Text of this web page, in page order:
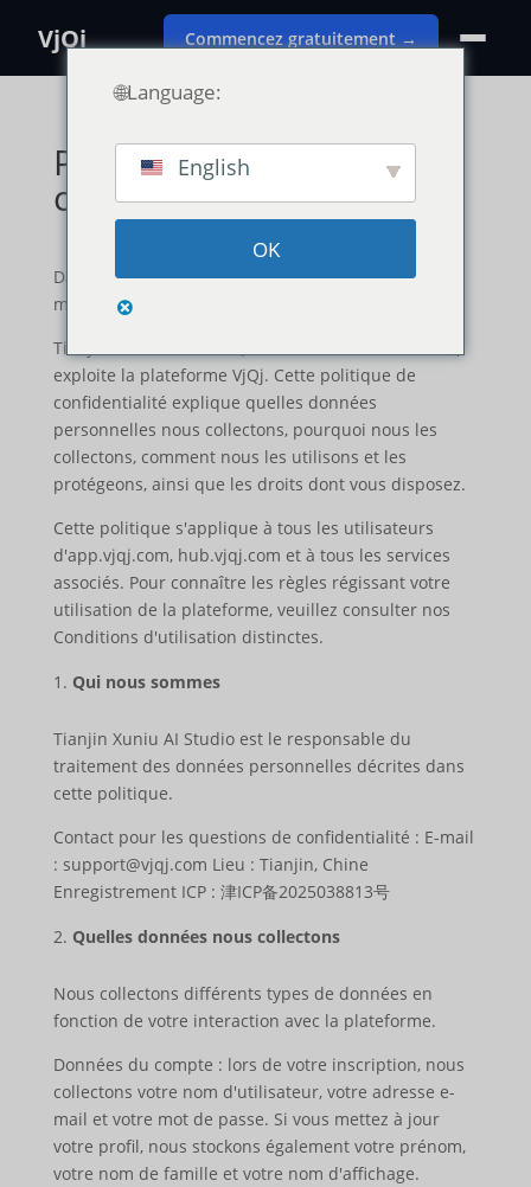
VjQj Commencez gratuitement →
Politique de
confidentialité
Date d'entrée en vigueur : 23 mars 2026 Dernière
mise à jour : 23 mars 2026
Tianjin Xuniu AI Studio (" Société ", " nous ", " nos ")
exploite la plateforme VjQj. Cette politique de
confidentialité explique quelles données
personnelles nous collectons, pourquoi nous les
collectons, comment nous les utilisons et les
protégeons, ainsi que les droits dont vous disposez.
Cette politique s'applique à tous les utilisateurs
d'app.vjqj.com, hub.vjqj.com et à tous les services
associés. Pour connaître les règles régissant votre
utilisation de la plateforme, veuillez consulter nos
Conditions d'utilisation distinctes.
Qui nous sommes
Tianjin Xuniu AI Studio est le responsable du
traitement des données personnelles décrites dans
cette politique.
Contact pour les questions de confidentialité : E-mail
: support@vjqj.com Lieu : Tianjin, Chine
Enregistrement ICP : 津ICP备2025038813号
Quelles données nous collectons
Nous collectons différents types de données en
fonction de votre interaction avec la plateforme.
Données du compte : lors de votre inscription, nous
collectons votre nom d'utilisateur, votre adresse e-
mail et votre mot de passe. Si vous mettez à jour
votre profil, nous stockons également votre prénom,
votre nom de famille et votre nom d'affichage.
🌐Language:
English
OK